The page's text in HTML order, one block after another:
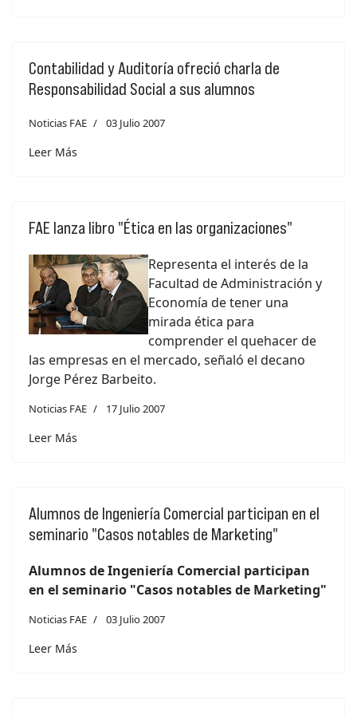
Contabilidad y Auditoría ofreció charla de
Responsabilidad Social a sus alumnos
Noticias FAE 03 Julio 2007
Leer Más
FAE lanza libro "Ética en las organizaciones"
Representa el interés de la
Facultad de Administración y
Economía de tener una
mirada ética para
comprender el quehacer de
las empresas en el mercado, señaló el decano
Jorge Pérez Barbeito.
Noticias FAE 17 Julio 2007
Leer Más
Alumnos de Ingeniería Comercial participan en el
seminario "Casos notables de Marketing"
Alumnos de Ingeniería Comercial participan
en el seminario "Casos notables de Marketing"
Noticias FAE 03 Julio 2007
Leer Más